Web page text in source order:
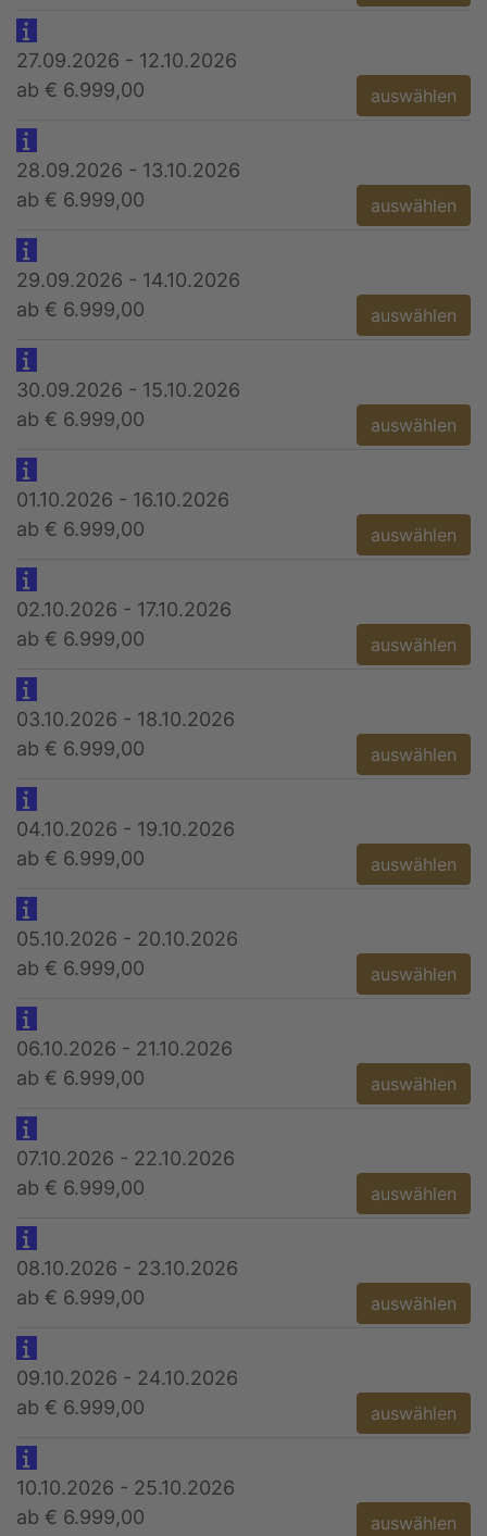
27.09.2026 - 12.10.2026
ab € 6.999,00
auswählen
28.09.2026 - 13.10.2026
ab € 6.999,00
auswählen
29.09.2026 - 14.10.2026
ab € 6.999,00
auswählen
30.09.2026 - 15.10.2026
ab € 6.999,00
auswählen
01.10.2026 - 16.10.2026
ab € 6.999,00
auswählen
02.10.2026 - 17.10.2026
ab € 6.999,00
auswählen
03.10.2026 - 18.10.2026
ab € 6.999,00
auswählen
04.10.2026 - 19.10.2026
ab € 6.999,00
auswählen
05.10.2026 - 20.10.2026
ab € 6.999,00
auswählen
06.10.2026 - 21.10.2026
ab € 6.999,00
auswählen
07.10.2026 - 22.10.2026
ab € 6.999,00
auswählen
08.10.2026 - 23.10.2026
ab € 6.999,00
auswählen
09.10.2026 - 24.10.2026
ab € 6.999,00
auswählen
10.10.2026 - 25.10.2026
ab € 6.999,00
auswählen